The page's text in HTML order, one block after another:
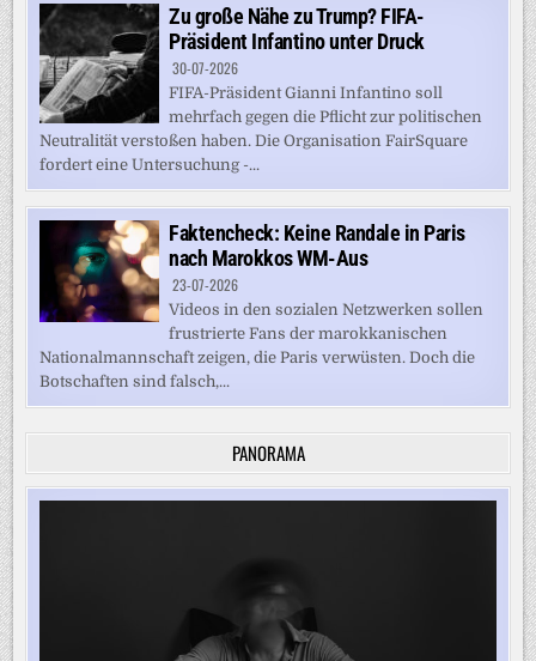
Zu große Nähe zu Trump? FIFA-
Präsident Infantino unter Druck
30-07-2026
FIFA-Präsident Gianni Infantino soll
mehrfach gegen die Pflicht zur politischen
Neutralität verstoßen haben. Die Organisation FairSquare
fordert eine Untersuchung -...
Faktencheck: Keine Randale in Paris
nach Marokkos WM-Aus
23-07-2026
Videos in den sozialen Netzwerken sollen
frustrierte Fans der marokkanischen
Nationalmannschaft zeigen, die Paris verwüsten. Doch die
Botschaften sind falsch,...
PANORAMA